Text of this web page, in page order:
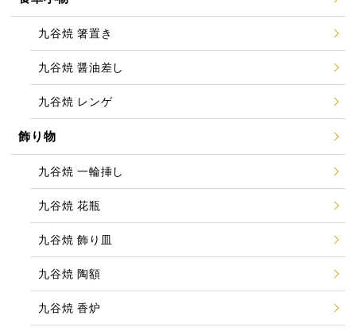
九谷焼 箸置き
九谷焼 醤油差し
九谷焼 レンゲ
飾り物
九谷焼 一輪挿し
九谷焼 花瓶
九谷焼 飾り皿
九谷焼 陶額
九谷焼 香炉